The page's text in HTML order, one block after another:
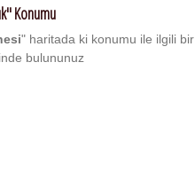
Konumu
" haritada ki konumu ile ilgili
bulununuz